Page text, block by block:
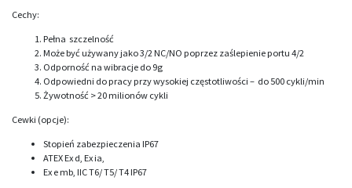
Cechy:
Pełna szczelność
Może być używany jako 3/2 NC/NO poprzez zaślepienie portu 4/2
Odporność na wibracje do 9g
Odpowiedni do pracy przy wysokiej częstotliwości – do 500 cykli/min
Żywotność > 20 milionów cykli
Cewki (opcje):
Stopień zabezpieczenia IP67
ATEX Ex d, Ex ia,
Ex e mb, IIC T6/ T5/ T4 IP67